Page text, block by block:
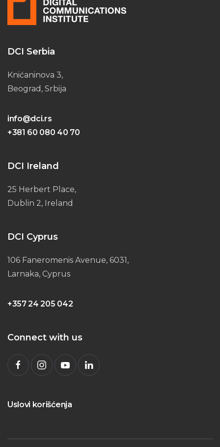
DCI Serbia
Knićaninova 3,
Beograd, Srbija
info@dci.rs
+381 60 080 40 70
DCI Ireland
25 Herbert Place,
Dublin 2, Ireland
DCI Cyprus
106 Faneromenis Avenue, 6031,
Larnaka, Cyprus
+357 24 205 042
Connect with us
Uslovi korišćenja